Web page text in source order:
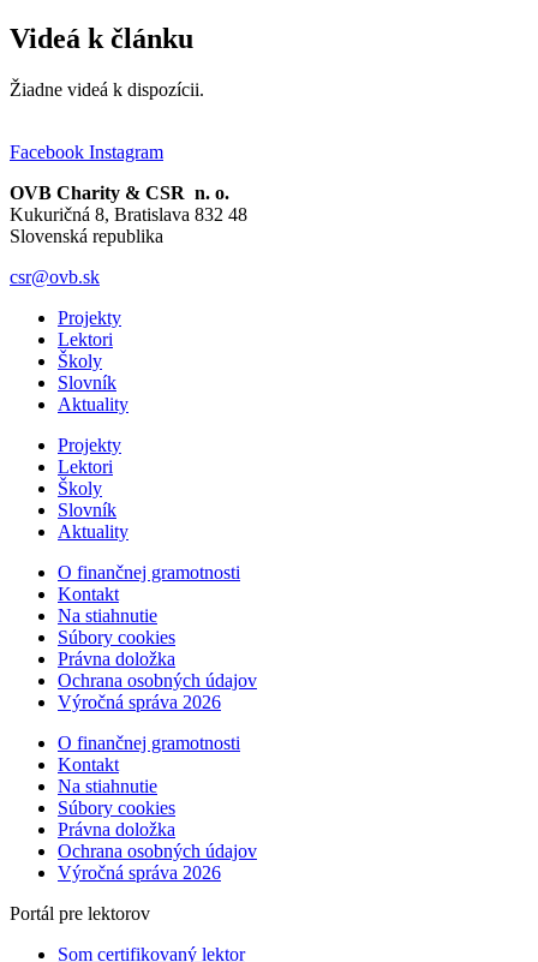
Videá k článku
Žiadne videá k dispozícii.
Facebook Instagram
OVB Charity & CSR n. o.
Kukuričná 8, Bratislava 832 48
Slovenská republika
csr@ovb.sk
Projekty
Lektori
Školy
Slovník
Aktuality
Projekty
Lektori
Školy
Slovník
Aktuality
O finančnej gramotnosti
Kontakt
Na stiahnutie
Súbory cookies
Právna doložka
Ochrana osobných údajov
Výročná správa 2026
O finančnej gramotnosti
Kontakt
Na stiahnutie
Súbory cookies
Právna doložka
Ochrana osobných údajov
Výročná správa 2026
Portál pre lektorov
Som certifikovaný lektor